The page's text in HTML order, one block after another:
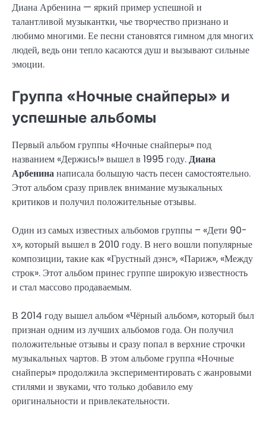
Диана Арбенина — яркий пример успешной и
талантливой музыкантки, чье творчество признано и
любимо многими. Ее песни становятся гимном для многих
людей, ведь они тепло касаются душ и вызывают сильные
эмоции.
Группа «Ночные снайперы» и
успешные альбомы
Первый альбом группы «Ночные снайперы» под
названием «Держись!» вышел в 1995 году.Диана
Арбенинанаписала большую часть песен самостоятельно.
Этот альбом сразу привлек внимание музыкальных
критиков и получил положительные отзывы.
Один из самых известных альбомов группы – «Дети 90-
х», который вышел в 2010 году. В него вошли популярные
композиции, такие как «Грустный дэнс», «Париж», «Между
строк». Этот альбом принес группе широкую известность
и стал массово продаваемым.
В 2014 году вышел альбом «Чёрный альбом», который был
признан одним из лучших альбомов года. Он получил
положительные отзывы и сразу попал в верхние строчки
музыкальных чартов. В этом альбоме группа «Ночные
снайперы» продолжила экспериментировать с жанровыми
стилями и звуками, что только добавило ему
оригинальности и привлекательности.